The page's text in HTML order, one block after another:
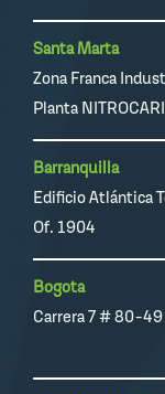
Santa Marta
Zona Franca
Planta
Barranquilla
Edificio Atlántica
Of. 1904
Bogota
Carrera 7 # 80-